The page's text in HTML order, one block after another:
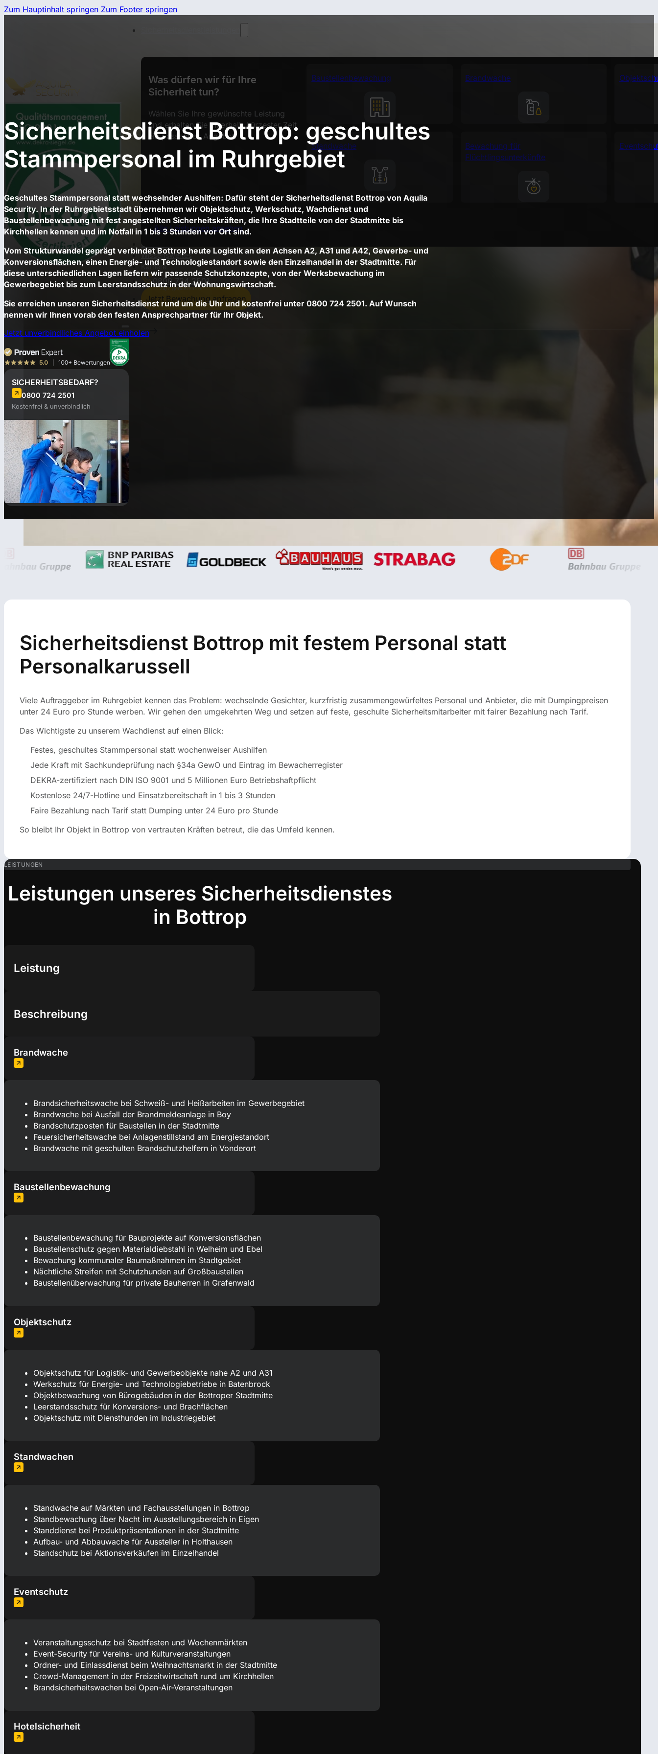
Zum Hauptinhalt springen Zum Footer springen
Was dürfen wir für Ihre
Sicherheit tun?
Wählen Sie Ihre gewünschte Leistung
und erhalten Sie innerhalb kürzester Zeit
ein passendes Angebot.
Baustellenbewachung Brandwache
Standwache
Bewachung für
Flüchtlingsunterkünfte
Alle Leistungen ansehen
Einsatzorte
Über uns
Wissenswertes
Karriere
0800 724 2501
Jetzt Bewachung anfragen
Sicherheitsdienst Bottrop: geschultes
Stammpersonal im Ruhrgebiet
Geschultes Stammpersonal statt wechselnder Aushilfen: Dafür steht der Sicherheitsdienst Bottrop von Aquila
Security. In der Ruhrgebietsstadt übernehmen wir Objektschutz, Werkschutz, Wachdienst und
Baustellenbewachung mit fest angestellten Sicherheitskräften, die Ihre Stadtteile von der Stadtmitte bis
Kirchhellen kennen und im Notfall in 1 bis 3 Stunden vor Ort sind.
Vom Strukturwandel geprägt verbindet Bottrop heute Logistik an den Achsen A2, A31 und A42, Gewerbe- und
Konversionsflächen, einen Energie- und Technologiestandort sowie den Einzelhandel in der Stadtmitte. Für
diese unterschiedlichen Lagen liefern wir passende Schutzkonzepte, von der Werksbewachung im
Gewerbegebiet bis zum Leerstandsschutz in der Wohnungswirtschaft.
Sie erreichen unseren Sicherheitsdienst rund um die Uhr und kostenfrei unter 0800 724 2501. Auf Wunsch
nennen wir Ihnen vorab den festen Ansprechpartner für Ihr Objekt.
Jetzt unverbindliches Angebot einholen
SICHERHEITSBEDARF?
0800 724 2501
Kostenfrei & unverbindlich
Sicherheitsdienst Bottrop mit festem Personal statt
Personalkarussell
Viele Auftraggeber im Ruhrgebiet kennen das Problem: wechselnde Gesichter, kurzfristig zusammengewürfeltes Personal und Anbieter, die mit Dumpingpreisen
unter 24 Euro pro Stunde werben. Wir gehen den umgekehrten Weg und setzen auf feste, geschulte Sicherheitsmitarbeiter mit fairer Bezahlung nach Tarif.
Das Wichtigste zu unserem Wachdienst auf einen Blick:
Festes, geschultes Stammpersonal statt wochenweiser Aushilfen
Jede Kraft mit Sachkundeprüfung nach §34a GewO und Eintrag im Bewacherregister
DEKRA-zertifiziert nach DIN ISO 9001 und 5 Millionen Euro Betriebshaftpflicht
Kostenlose 24/7-Hotline und Einsatzbereitschaft in 1 bis 3 Stunden
Faire Bezahlung nach Tarif statt Dumping unter 24 Euro pro Stunde
So bleibt Ihr Objekt in Bottrop von vertrauten Kräften betreut, die das Umfeld kennen.
LEISTUNGEN
Leistungen unseres Sicherheitsdienstes
in Bottrop
Leistung
Beschreibung
Brandwache
Brandsicherheitswache bei Schweiß- und Heißarbeiten im Gewerbegebiet
Brandwache bei Ausfall der Brandmeldeanlage in Boy
Brandschutzposten für Baustellen in der Stadtmitte
Feuersicherheitswache bei Anlagenstillstand am Energiestandort
Brandwache mit geschulten Brandschutzhelfern in Vonderort
Baustellenbewachung
Baustellenbewachung für Bauprojekte auf Konversionsflächen
Baustellenschutz gegen Materialdiebstahl in Welheim und Ebel
Bewachung kommunaler Baumaßnahmen im Stadtgebiet
Nächtliche Streifen mit Schutzhunden auf Großbaustellen
Baustellenüberwachung für private Bauherren in Grafenwald
Objektschutz
Objektschutz für Logistik- und Gewerbeobjekte nahe A2 und A31
Werkschutz für Energie- und Technologiebetriebe in Batenbrock
Objektbewachung von Bürogebäuden in der Bottroper Stadtmitte
Leerstandsschutz für Konversions- und Brachflächen
Objektschutz mit Diensthunden im Industriegebiet
Standwachen
Standwache auf Märkten und Fachausstellungen in Bottrop
Standbewachung über Nacht im Ausstellungsbereich in Eigen
Standdienst bei Produktpräsentationen in der Stadtmitte
Aufbau- und Abbauwache für Aussteller in Holthausen
Standschutz bei Aktionsverkäufen im Einzelhandel
Eventschutz
Veranstaltungsschutz bei Stadtfesten und Wochenmärkten
Event-Security für Vereins- und Kulturveranstaltungen
Ordner- und Einlassdienst beim Weihnachtsmarkt in der Stadtmitte
Crowd-Management in der Freizeitwirtschaft rund um Kirchhellen
Brandsicherheitswachen bei Open-Air-Veranstaltungen
Hotelsicherheit